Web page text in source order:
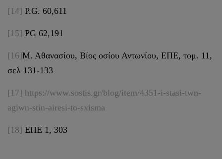
[14] P.G. 60,611
[15] PG 62,191
[16]Μ. Αθανασίου, Βίος οσίου Αντωνίου, ΕΠΕ, τομ. 11,
σελ 131-133
[17] https://www.sostis.gr/blog/item/4351-i-stasi-twn-
agiwn-stin-airesi-to-sxisma
[18] ΕΠΕ 1, 303